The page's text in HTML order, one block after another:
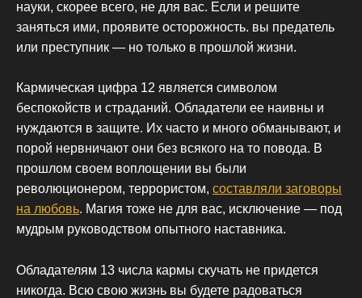
науки, скорее всего, не для вас. Если и решите
заняться ими, проявите осторожность. вы предатель
или преступник — но только в прошлой жизни.
Кармическая цифра 12 является символом
беспокойств и страданий. Обладатели ее наивны и
нуждаются в защите. Их часто и много обманывают, и
порой нервничают они без всякого на то повода. В
прошлом своем воплощении вы были
революционером, террористом, составляли заговоры
на любовь. Магия тоже не для вас, исключение — под
мудрым руководством опытного наставника.
Обладателям 13 числа кармы скучать не придется
никогда. Всю свою жизнь вы будете радоваться